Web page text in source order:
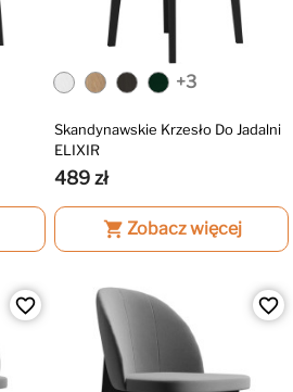
+3
Skandynawskie Krzesło Do Jadalni
ELIXIR
489 zł
shopping_cart Zobacz więcej
favorite_border favorite_border